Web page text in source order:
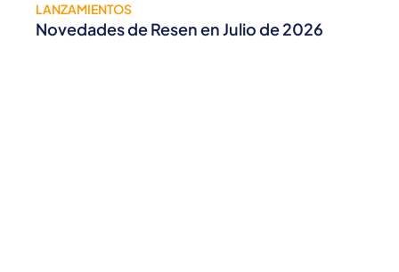
LANZAMIENTOS
Novedades de Resen en Julio de 2026